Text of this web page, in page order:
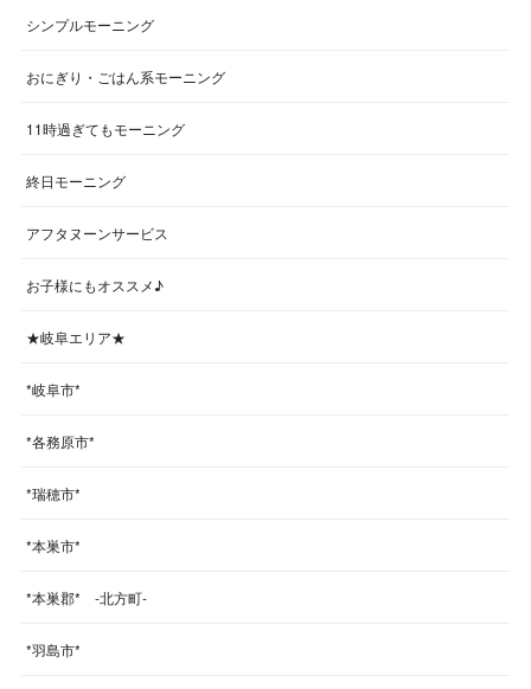
シンプルモーニング
おにぎり・ごはん系モーニング
11時過ぎてもモーニング
終日モーニング
アフタヌーンサービス
お子様にもオススメ♪
★岐阜エリア★
*岐阜市*
*各務原市*
*瑞穂市*
*本巣市*
*本巣郡* -北方町-
*羽島市*